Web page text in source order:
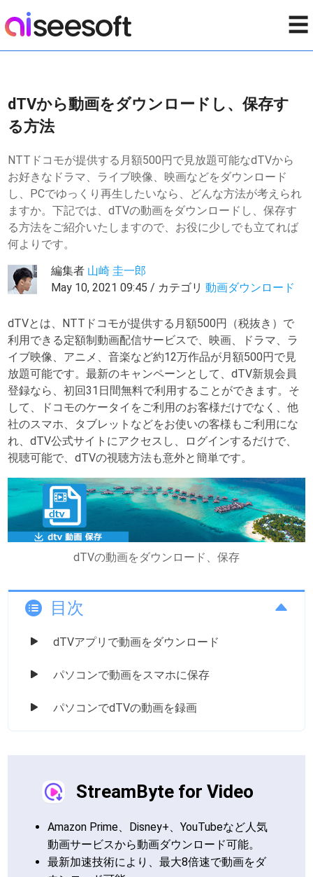
☰
dTVから動画をダウンロードし、保存す
る方法
NTTドコモが提供する月額500円で見放題可能なdTVから
お好きなドラマ、ライブ映像、映画などをダウンロード
し、PCでゆっくり再生したいなら、どんな方法が考えられ
ますか。下記では、dTVの動画をダウンロードし、保存す
る方法をご紹介いたしますので、お役に少しでも立てれば
何よりです。
編集者 山崎 圭一郎
May 10, 2021 09:45 / カテゴリ動画ダウンロード
dTVとは、NTTドコモが提供する月額500円（税抜き）で
利用できる定額制動画配信サービスで、映画、ドラマ、ラ
イブ映像、アニメ、音楽など約12万作品が月額500円で見
放題可能です。最新のキャンペーンとして、dTV新規会員
登録なら、初回31日間無料で利用することができます。そ
して、ドコモのケータイをご利用のお客様だけでなく、他
社のスマホ、タブレットなどをお使いの客様もご利用にな
れ、dTV公式サイトにアクセスし、ログインするだけで、
視聴可能で、dTVの視聴方法も意外と簡単です。
dTVの動画をダウンロード、保存
目次
dTVアプリで動画をダウンロード
パソコンで動画をスマホに保存
パソコンでdTVの動画を録画
StreamByte for Video
Amazon Prime、Disney+、YouTubeなど人気
動画サービスから動画ダウンロード可能。
最新加速技術により、最大8倍速で動画をダ